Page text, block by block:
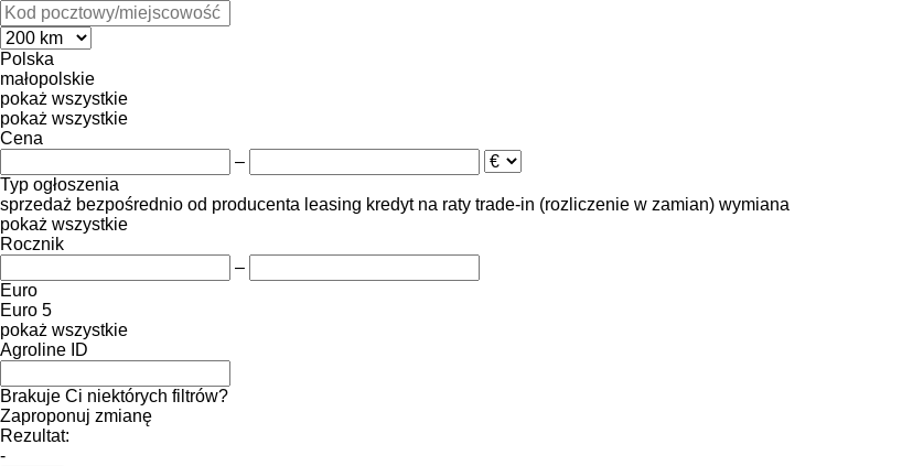
Polska
małopolskie
pokaż wszystkie
pokaż wszystkie
Cena
–
Typ ogłoszenia
sprzedaż bezpośrednio od producenta leasing kredyt na raty trade-in (rozliczenie w zamian) wymiana
pokaż wszystkie
Rocznik
–
Euro
Euro 5
pokaż wszystkie
Agroline ID
Brakuje Ci niektórych filtrów?
Zaproponuj zmianę
Rezultat:
-